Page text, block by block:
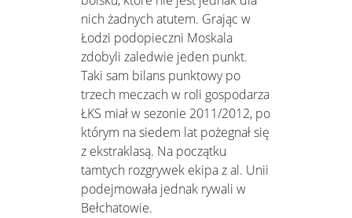
nich żadnych atutem. Grając w
Łodzi podopieczni Moskala
zdobyli zaledwie jeden punkt.
Taki sam bilans punktowy po
trzech meczach w roli gospodarza
ŁKS miał w sezonie 2011/2012, po
którym na siedem lat pożegnał się
z ekstraklasą. Na początku
tamtych rozgrywek ekipa z al. Unii
podejmowała jednak rywali w
Bełchatowie.